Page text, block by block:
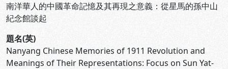
南洋華人的中國革命記憶及其再現之意義：從星馬的孫中山
紀念館談起
題名(英)
Nanyang Chinese Memories of 1911 Revolution and
Meanings of Their Representations: Focus on Sun Yat-